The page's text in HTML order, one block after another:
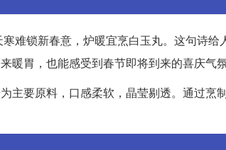
难锁新春意，炉暖宜烹白玉丸。这句诗
暖胃，也能感受到春节即将到来的喜庆气氛
主要原料，口感柔软，晶莹剔透。通过烹